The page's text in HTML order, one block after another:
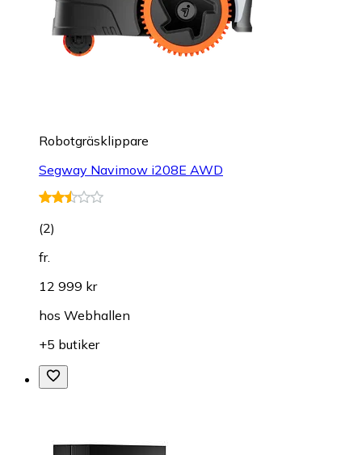
Robotgräsklippare
Segway Navimow i208E AWD
(2)
fr.
12 999 kr
hos Webhallen
+5 butiker